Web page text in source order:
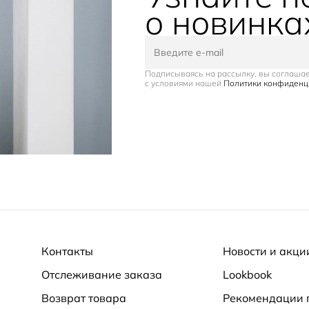
о
Подписываясь на рассылку, вы
с условиями нашей Политики
Контакты
Отслеживание заказа
Возврат товара
Новости и
Lookbook
Рекомендации